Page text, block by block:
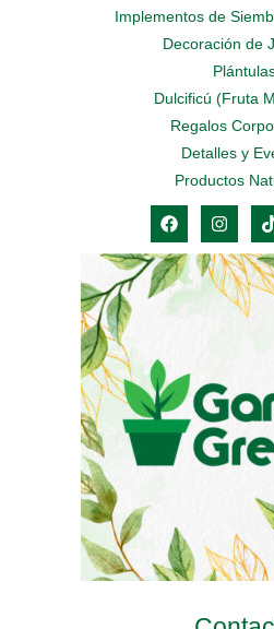
Implementos de
Decoración de
Dulcificú (Fruta
Regalos
Detalles y
Productos